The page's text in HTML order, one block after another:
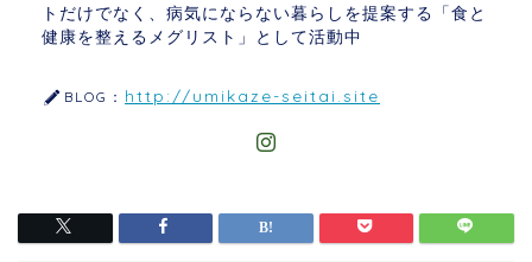
トだけでなく、病気にならない暮らしを提案する「食と
健康を整えるメグリスト」として活動中
BLOG： http://umikaze-seitai.site